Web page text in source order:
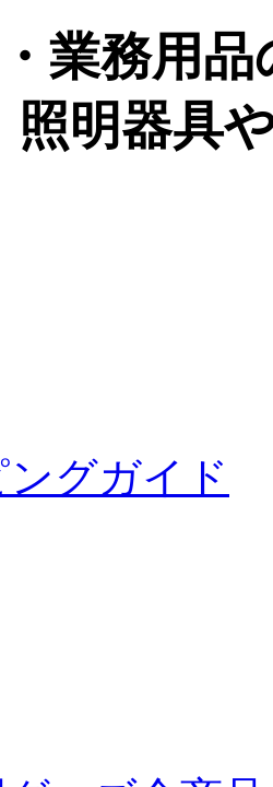
業務用
照明器具
グガイド